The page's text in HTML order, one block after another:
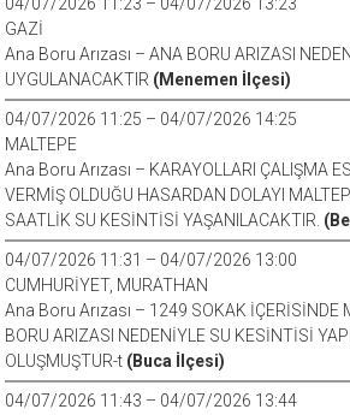
GAZİ
Ana Boru Arızası – ANA BORU ARIZASI
UYGULANACAKTIR (Menemen İlçesi)
04/07/2026 11:25 – 04/07/2026 14:25
MALTEPE
Ana Boru Arızası – KARAYOLLARI ÇALIŞMA
VERMİŞ OLDUĞU HASARDAN DOLAYI
SAATLİK SU KESİNTİSİ YAŞANILACAKTIR.
04/07/2026 11:31 – 04/07/2026 13:00
CUMHURİYET, MURATHAN
Ana Boru Arızası – 1249 SOKAK İÇERİSİNDE
BORU ARIZASI NEDENİYLE SU KESİNTİSİ
OLUŞMUŞTUR-t (Buca İlçesi)
04/07/2026 11:43 – 04/07/2026 13:44